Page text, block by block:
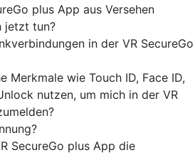
plus App aus Versehen
jetzt tun?
in der VR SecureGo
Merkmale wie Touch ID, Face ID,
nutzen, um mich in der VR
SecureGo plus App die